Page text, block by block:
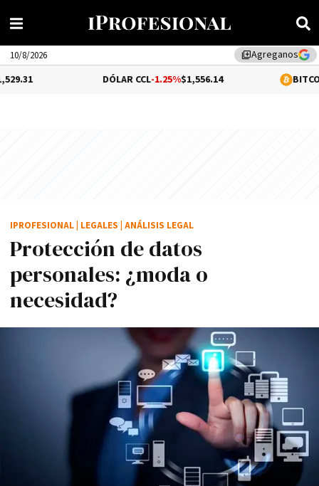
library_addAgreganos
10/8/2026
-1.25%$1,556.14 0.21%
Protección de datos
personales: ¿moda o
necesidad?
IPROFESIONAL LEGALES ANÁLISIS LEGAL